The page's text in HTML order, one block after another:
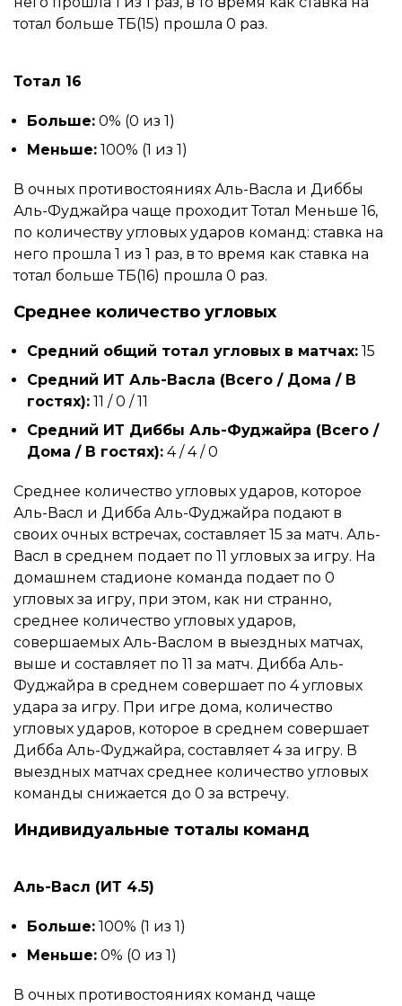
тотал больше ТБ(15) прошла 0 раз.
Тотал 16
Больше: 0% (0 из 1)
Меньше: 100% (1 из 1)
В очных противостояниях Аль-Васла и Диббы
Аль-Фуджайра чаще проходит Тотал Меньше 16,
по количеству угловых ударов команд: ставка на
него прошла 1 из 1 раз, в то время как ставка на
тотал больше ТБ(16) прошла 0 раз.
Среднее количество угловых
Средний общий тотал угловых в матчах: 15
Средний ИТ Аль-Васла (Всего / Дома / В
гостях): 11 / 0 / 11
Средний ИТ Диббы Аль-Фуджайра (Всего /
Дома / В гостях): 4 / 4 / 0
Среднее количество угловых ударов, которое
Аль-Васл и Дибба Аль-Фуджайра подают в
своих очных встречах, составляет 15 за матч. Аль-
Васл в среднем подает по 11 угловых за игру. На
домашнем стадионе команда подает по 0
угловых за игру, при этом, как ни странно,
среднее количество угловых ударов,
совершаемых Аль-Васлом в выездных матчах,
выше и составляет по 11 за матч. Дибба Аль-
Фуджайра в среднем совершает по 4 угловых
удара за игру. При игре дома, количество
угловых ударов, которое в среднем совершает
Дибба Аль-Фуджайра, составляет 4 за игру. В
выездных матчах среднее количество угловых
команды снижается до 0 за встречу.
Индивидуальные тоталы команд
Аль-Васл (ИТ 4.5)
Больше: 100% (1 из 1)
Меньше: 0% (0 из 1)
В очных противостояниях команд чаще